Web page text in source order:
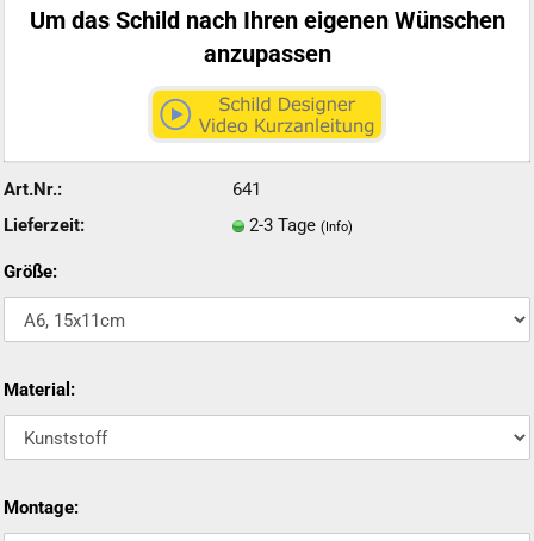
Um das Schild nach Ihren eigenen Wünschen
anzupassen
Art.Nr.:
641
Lieferzeit:
2-3 Tage (Info)
Größe:
Material:
Montage: